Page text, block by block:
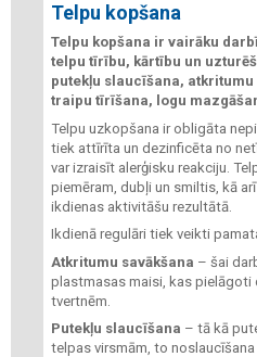
Telpu kopšana
Telpu kopšana ir vairāku
telpu tīrību, kārtību un
putekļu slaucīšana,
traipu tīrīšana, logu
Telpu uzkopšana ir obligāta
tiek attīrīta un dezinficēta no
var izraisīt alerģisku reakciju.
piemēram, dubļi un smiltis, kā
ikdienas aktivitāšu rezultātā.
Ikdienā regulāri tiek veikti
Atkritumu savākšana – šai
plastmasas maisi, kas pielāgoti
tvertnēm.
Putekļu slaucīšana – tā kā
telpas virsmām, to